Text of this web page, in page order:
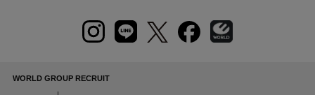
WORLD GROUP RECRUIT